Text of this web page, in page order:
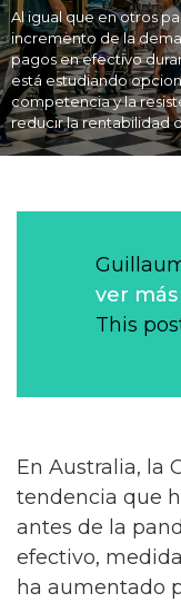
Al igual que en otros
incremento de la
pagos en efectivo
está estudiando
competencia y la
reducir la rentabilidad
ver
This
En Australia, la
tendencia que
antes de la
efectivo,
ha aumentado